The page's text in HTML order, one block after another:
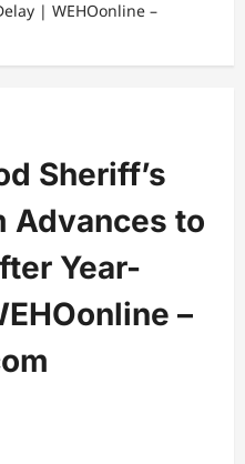
| WEHOonline –
Sheriff’s
Advances to
Year-
–